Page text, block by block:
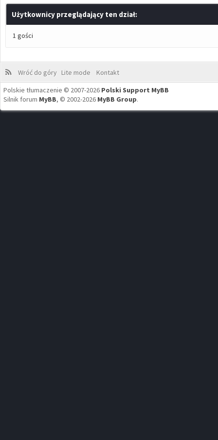
Użytkownicy przeglądający ten dział:
1 gości
Wróć do góry Lite mode
Kontakt
Polskie tłumaczenie © 2007-2026 Polski Support MyBB
Silnik forum MyBB, © 2002-2026 MyBB Group.